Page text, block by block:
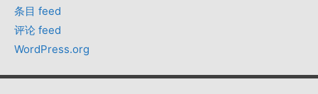
条目 feed
评论 feed
WordPress.org